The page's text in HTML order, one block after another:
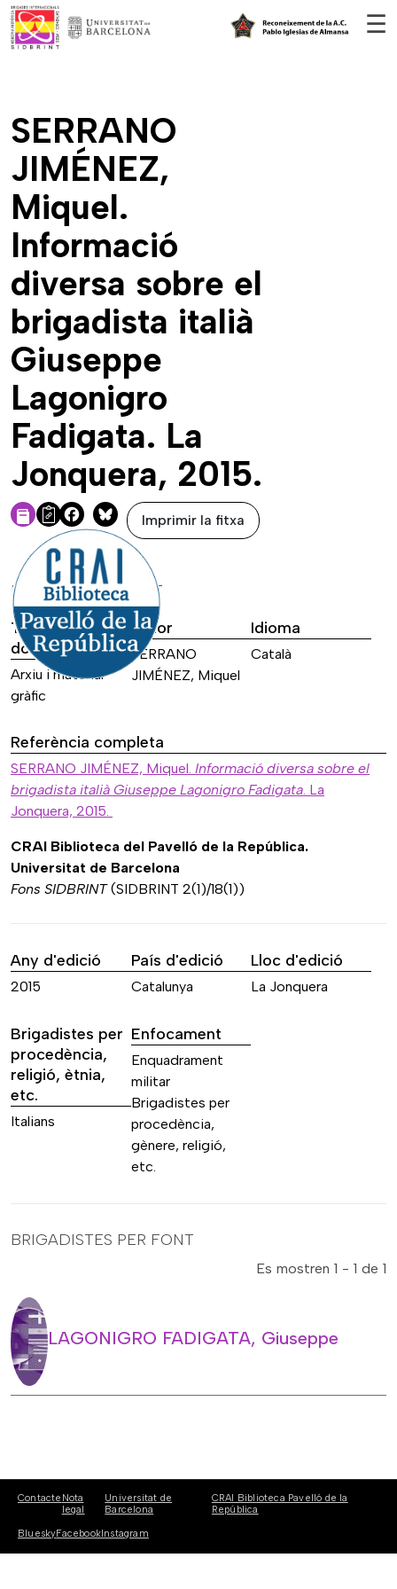
☰
SERRANO
JIMÉNEZ,
Miquel.
Informació
diversa sobre el
brigadista italià
Giuseppe
Lagonigro
Fadigata. La
Jonquera, 2015.
Facebook
Bluesky
Imprimir la fitxa
DADES DE LA FONT
Tipus de font
documental
Arxiu i material
gràfic
Autor
SERRANO
JIMÉNEZ, Miquel
Idioma
Català
Referència completa
SERRANO JIMÉNEZ, Miquel. Informació diversa sobre el
brigadista italià Giuseppe Lagonigro Fadigata. La
Jonquera, 2015.
CRAI Biblioteca del Pavelló de la República.
Universitat de Barcelona
Fons SIDBRINT(SIDBRINT 2(1)/18(1))
Any d'edició
2015
País d'edició
Catalunya
Lloc d'edició
La Jonquera
Brigadistes per
procedència,
religió, ètnia,
etc.
Italians
Enfocament
Enquadrament
militar
Brigadistes per
procedència,
gènere, religió,
etc.
BRIGADISTES PER FONT
Es mostren 1 - 1 de 1
LAGONIGRO FADIGATA, Giuseppe
Contacte Nota
legal
Universitat de
Barcelona
CRAI Biblioteca Pavelló de la
República
BlueskyFacebookInstagram